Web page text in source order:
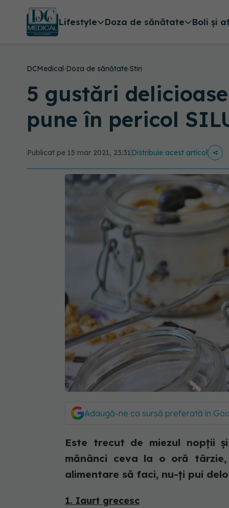
Lifestyle Doza de sănătate Boli și
DCMedical›Doza de sănătate›Stiri
5 gustări
pune în pericol
Publicat pe 15 mar 2021, 23:31Distribuie acest articol
Adaugă-ne ca sursă preferată în
Este trecut de miezul nopții
mănânci ceva la o oră
alimentare să faci, nu-ți pui
1. Iaurt grecesc